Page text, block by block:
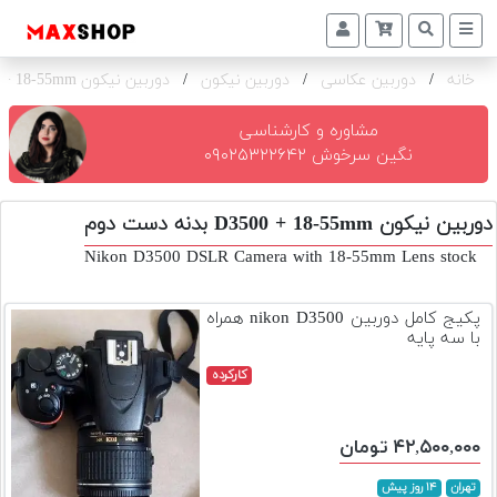
دوربین
و
تجهیزات
و
اکسسوری
دوم
اجاره
دوربین
و
خانه / دوربین عکاسی / دوربین نیکون / دوربین نیکون D3500 + 18-55mm بدنه
مشاوره و کارشناسی
نگین سرخوش ۰۹۰۲۵۳۲۲۶۴۲
دوربین نیکون D3500 + 18-55mm بدنه دست دوم
Nikon D3500 DSLR Camera with 18-55mm Lens stock
پکیج کامل دوربین nikon D3500 همراه
با سه پایه
کارکرده
۴۲,۵۰۰,۰۰۰ تومان
تهران ۱۴ روز پیش